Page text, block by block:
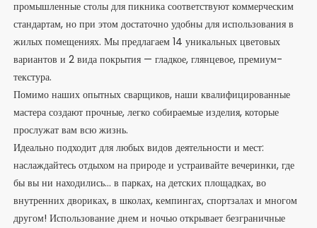
промышленные столы для пикника соответствуют коммерческим
стандартам, но при этом достаточно удобны для использования в
жилых помещениях. Мы предлагаем 14 уникальных цветовых
вариантов и 2 вида покрытия — гладкое, глянцевое, премиум-
текстура.
Помимо наших опытных сварщиков, наши квалифицированные
мастера создают прочные, легко собираемые изделия, которые
прослужат вам всю жизнь.
Идеально подходит для любых видов деятельности и мест:
наслаждайтесь отдыхом на природе и устраивайте вечеринки, где
бы вы ни находились... в парках, на детских площадках, во
внутренних двориках, в школах, кемпингах, спортзалах и многом
другом! Использование днем ​​и ночью открывает безграничные